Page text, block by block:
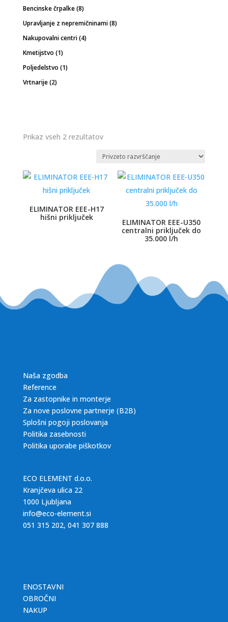
izdelki
Bencinske črpalke 88
izdelkov
Upravljanje z nepremičninami 88
Nakupovalni centri 44
Kmetijstvo 11
izdelek
Poljedelstvo 11
Vrtnarije 22
Prikaz vseh 2 rezultatov
ELIMINATOR EEE-H17
hišni priključek
ELIMINATOR EEE-U350
centralni priključek do
35.000 l/h
Naša zgodba
Reference
Za zastopnike in monterje
Za nove poslovne partnerje (B2B)
Splošni pogoji poslovanja
Politika zasebnosti
Politika uporabe piškotkov
ECO ELEMENT d.o.o.
Kranjčeva ulica 22
1000 Ljubljana
info@eco-element.si
051 315 202, 041 307 888
ENOSTAVNI
OBROČNI
NAKUP